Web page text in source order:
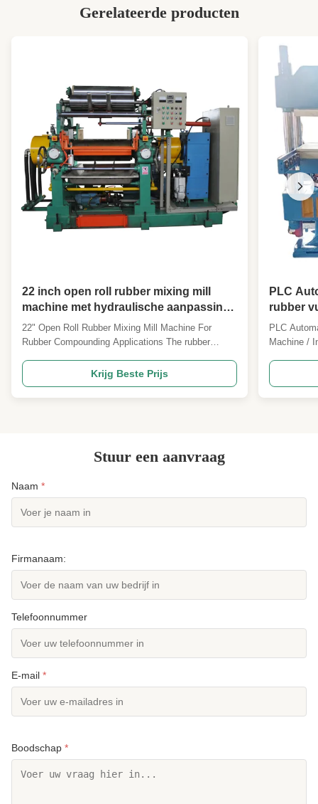
Gerelateerde producten
22 inch open roll rubber mixing mill
machine met hydraulische aanpassing
en stock blender
22" Open Roll Rubber Mixing Mill Machine For
Rubber Compounding Applications The rubber
process of rubbers and rubber products. This
machine is primarily used for mixing raw rubber,
rubber compounds, thermoplastic materials, or
Krijg Beste Prijs
PLC
rubber
rubber
PLC
Machine /
insulation
Stuur een aanvraag
Naam *
Firmanaam:
Telefoonnummer
E-mail *
Boodschap *